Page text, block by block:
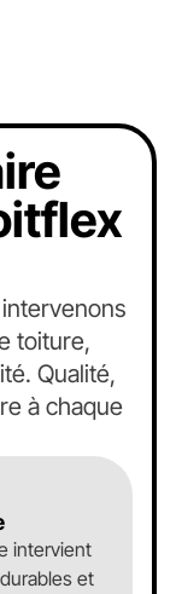
toiture,
Qualité,
à chaque
intervient
et